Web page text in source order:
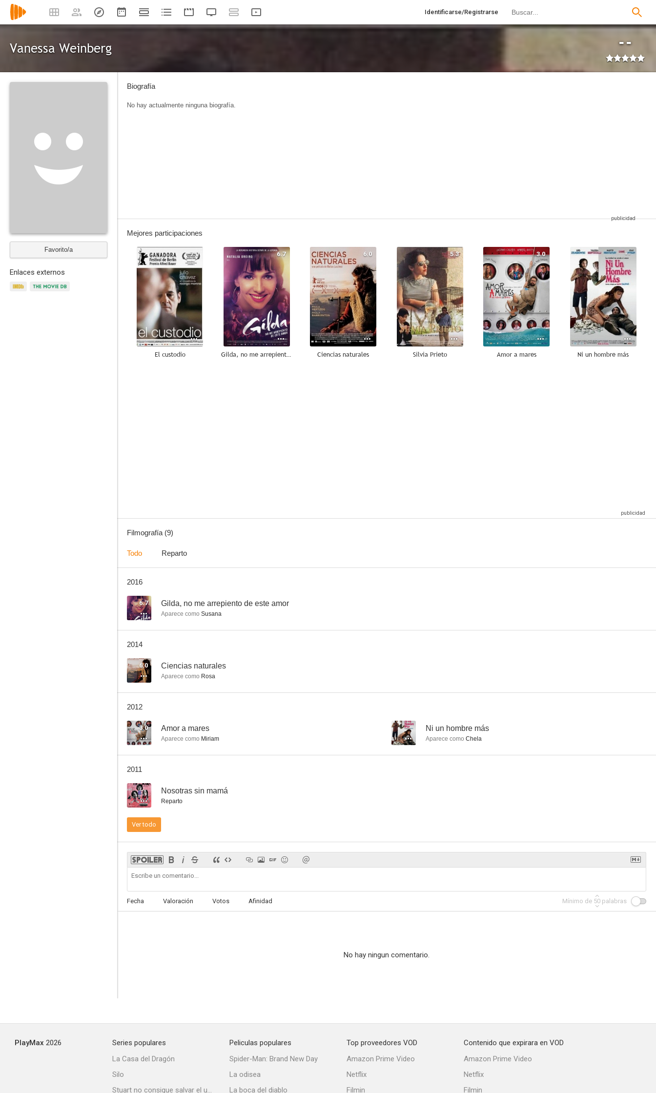
Identificarse/Registrarse
Vanessa Weinberg --
Favorito/a
Enlaces externos
Biografía
No hay actualmente ninguna biografía.
Mejores participaciones
7.0
El custodio
6.7
Gilda, no me arrepiento de este amor
6.0
Ciencias naturales
5.3
Silvia Prieto
3.0
Amor a mares
--
Ni un hombre más
Filmografía (9)
Todo Reparto
2016
6.7 Gilda, no me arrepiento de este amor
Aparece como Susana
2014
6.0 Ciencias naturales
Aparece como Rosa
2012
3.0 Amor a mares
Aparece como Miriam
-- Ni un hombre más
Aparece como Chela
2011
-- Nosotras sin mamá
Reparto
Ver todo
Fecha Valoración Votos Afinidad Mínimo de 50 palabras
No hay ningun comentario.
PlayMax 2026
Series populares
La Casa del Dragón
Silo
Stuart no consigue salvar el universo
Peliculas populares
Spider-Man: Brand New Day
La odisea
La boca del diablo
Top proveedores VOD
Amazon Prime Video
Netflix
Filmin
Contenido que expirara en VOD
Amazon Prime Video
Netflix
Filmin